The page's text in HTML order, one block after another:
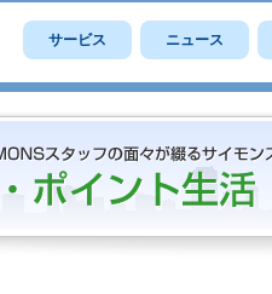
サービス ニュース